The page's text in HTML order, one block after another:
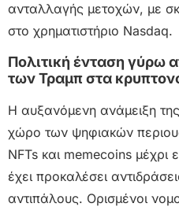
ανταλλαγής μετοχών, με
στο χρηματιστήριο Nasdaq.
Πολιτική ένταση γύρω
των Τραμπ στα
Η αυξανόμενη ανάμειξη
χώρο των ψηφιακών
NFTs και memecoins
έχει προκαλέσει
αντιπάλους. Ορισμένοι